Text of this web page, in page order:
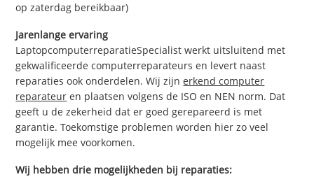
op zaterdag bereikbaar)
Jarenlange ervaring
LaptopcomputerreparatieSpecialist werkt uitsluitend met
gekwalificeerde computerreparateurs en levert naast
reparaties ook onderdelen. Wij zijnerkend computer
reparateur en plaatsen volgens de ISO en NEN norm. Dat
geeft u de zekerheid dat er goed gerepareerd is met
garantie. Toekomstige problemen worden hier zo veel
mogelijk mee voorkomen.
Wij hebben drie mogelijkheden bij reparaties: